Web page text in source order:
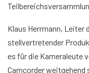
Klaus Herrmann, Leiter
stellvertretender
es für die Kameraleute
Camcorder weitgehend